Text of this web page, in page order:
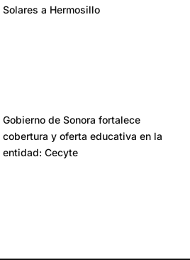
Solares a Hermosillo
Gobierno de Sonora fortalece
cobertura y oferta educativa en la
entidad: Cecyte